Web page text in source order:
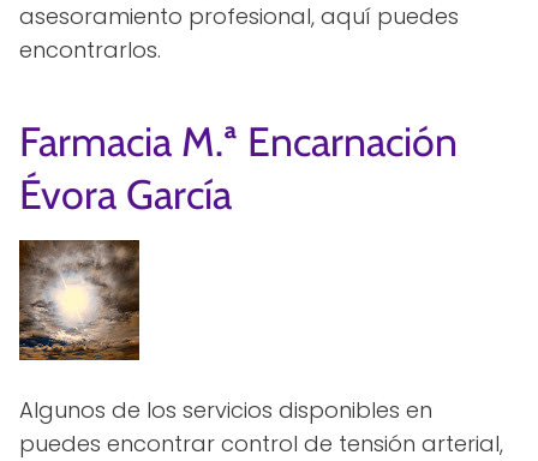
asesoramiento profesional, aquí puedes
encontrarlos.
Farmacia M.ª Encarnación
Évora García
Algunos de los servicios disponibles en
puedes encontrar control de tensión arterial,